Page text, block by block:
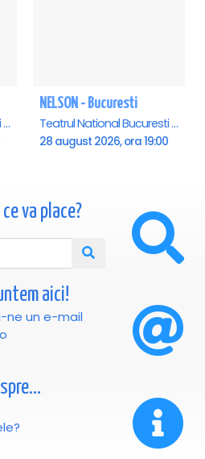
Teatrul National Bucuresti - Sala Ion Caramitru, Bucuresti
NELSON - Bucuresti
Teatrul National Bucuresti - Sala Ion Caramitru, Bucuresti
28 august 2026, ora 19:00
va place?
aici!
ne un e-mail